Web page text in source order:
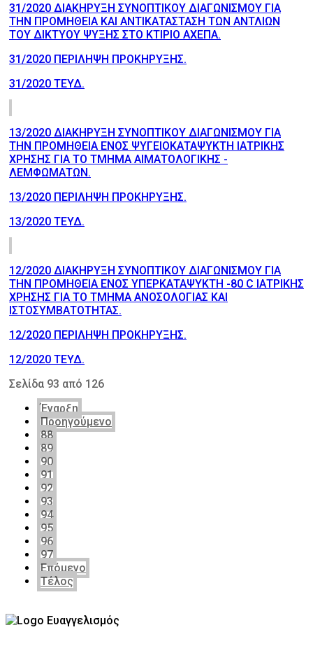
31/2020 ΔΙΑΚΗΡΥΞΗ ΣΥΝΟΠΤΙΚΟΥ ΔΙΑΓΩΝΙΣΜΟΥ ΓΙΑ
ΤΗΝ ΠΡΟΜΗΘΕΙΑ ΚΑΙ ΑΝΤΙΚΑΤΑΣΤΑΣΗ ΤΩΝ ΑΝΤΛΙΩΝ
ΤΟΥ ΔΙΚΤΥΟΥ ΨΥΞΗΣ ΣΤΟ ΚΤΙΡΙΟ ΑΧΕΠΑ.
31/2020 ΠΕΡΙΛΗΨΗ ΠΡΟΚΗΡΥΞΗΣ.
31/2020 ΤΕΥΔ.
13/2020 ΔΙΑΚΗΡΥΞΗ ΣΥΝΟΠΤΙΚΟΥ ΔΙΑΓΩΝΙΣΜΟΥ ΓΙΑ
ΤΗΝ ΠΡΟΜΗΘΕΙΑ ΕΝΟΣ ΨΥΓΕΙΟΚΑΤΑΨΥΚΤΗ ΙΑΤΡΙΚΗΣ
ΧΡΗΣΗΣ ΓΙΑ TΟ ΤΜΗΜΑ AIΜΑΤΟΛΟΓΙΚΗΣ -
ΛΕΜΦΩΜΑΤΩΝ.
13/2020 ΠΕΡΙΛΗΨΗ ΠΡΟΚΗΡΥΞΗΣ.
13/2020 ΤΕΥΔ.
12/2020 ΔΙΑΚΗΡΥΞΗ ΣΥΝΟΠΤΙΚΟΥ ΔΙΑΓΩΝΙΣΜΟΥ ΓΙΑ
ΤΗΝ ΠΡΟΜΗΘΕΙΑ ΕΝΟΣ ΥΠΕΡΚΑΤΑΨΥΚΤΗ -80 C ΙΑΤΡΙΚΗΣ
ΧΡΗΣΗΣ ΓΙΑ ΤΟ ΤΜΗΜΑ ΑΝΟΣΟΛΟΓΙΑΣ ΚΑΙ
ΙΣΤΟΣΥΜΒΑΤΟΤΗΤΑΣ.
12/2020 ΠΕΡΙΛΗΨΗ ΠΡΟΚΗΡΥΞΗΣ.
12/2020 ΤΕΥΔ.
Σελίδα 93 από 126
Έναρξη
Προηγούμενο
88
89
90
91
92
93
94
95
96
97
Επόμενο
Τέλος